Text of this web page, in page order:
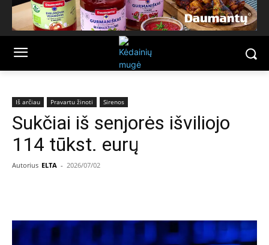
Iš arčiau Pravartu žinoti Sirenos
Sukčiai iš senjorės išviliojo
114 tūkst. eurų
Autorius ELTA - 2026/07/02